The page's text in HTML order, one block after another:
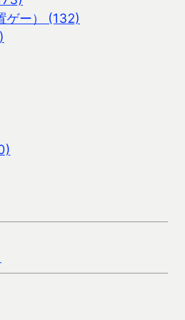
ゲー） (132)